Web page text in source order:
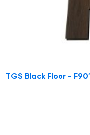
TGS Black Floor - F901